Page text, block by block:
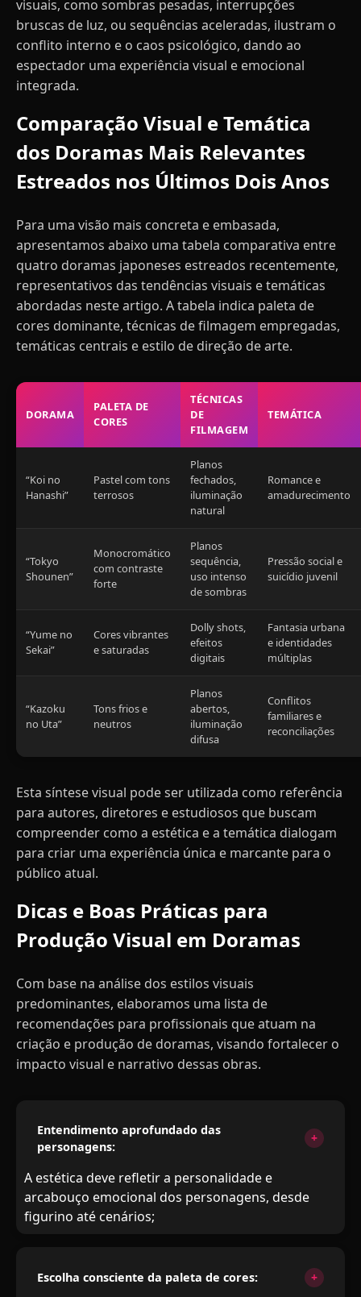
visuais, como sombras pesadas, interrupções
bruscas de luz, ou sequências aceleradas, ilustram o
conflito interno e o caos psicológico, dando ao
espectador uma experiência visual e emocional
integrada.
Comparação Visual e Temática
dos Doramas Mais Relevantes
Estreados nos Últimos Dois Anos
Para uma visão mais concreta e embasada,
apresentamos abaixo uma tabela comparativa entre
quatro doramas japoneses estreados recentemente,
representativos das tendências visuais e temáticas
abordadas neste artigo. A tabela indica paleta de
cores dominante, técnicas de filmagem empregadas,
temáticas centrais e estilo de direção de arte.
DORAMA
PALETA DE
CORES
TÉCNICAS
DE
FILMAGEM
TEMÁTICA
“Koi no
Hanashi”
Pastel com tons
terrosos
Planos
fechados,
iluminação
natural
Romance e
amadurecimento
“Tokyo
Shounen”
Monocromático
com contraste
forte
Planos
sequência,
uso intenso
de sombras
Pressão social e
suicídio juvenil
“Yume no
Sekai”
Cores vibrantes
e saturadas
Dolly shots,
efeitos
digitais
Fantasia urbana
e identidades
múltiplas
“Kazoku
no Uta”
Tons frios e
neutros
Planos
abertos,
iluminação
difusa
Conflitos
familiares e
reconciliações
Esta síntese visual pode ser utilizada como referência
para autores, diretores e estudiosos que buscam
compreender como a estética e a temática dialogam
para criar uma experiência única e marcante para o
público atual.
Dicas e Boas Práticas para
Produção Visual em Doramas
Com base na análise dos estilos visuais
predominantes, elaboramos uma lista de
recomendações para profissionais que atuam na
criação e produção de doramas, visando fortalecer o
impacto visual e narrativo dessas obras.
Entendimento aprofundado das
personagens:
A estética deve refletir a personalidade e
arcabouço emocional dos personagens, desde
figurino até cenários;
Escolha consciente da paleta de cores: